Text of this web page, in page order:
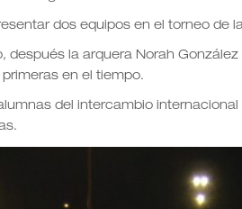
dos equipos en el torneo de
después la arquera Norah
en el tiempo.
del intercambio